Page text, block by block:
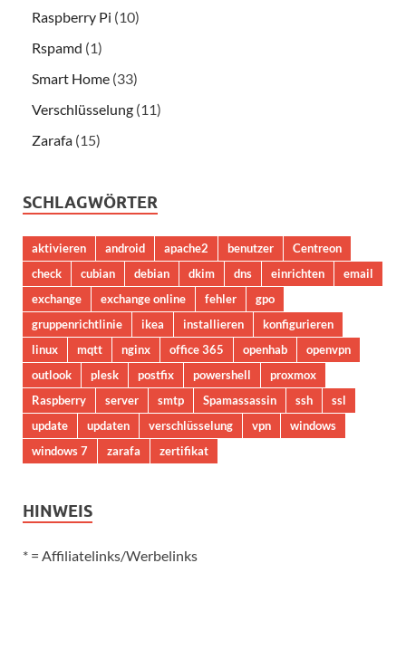
Raspberry Pi (10)
Rspamd (1)
Smart Home (33)
Verschlüsselung (11)
Zarafa (15)
SCHLAGWÖRTER
aktivieren android apache2 benutzer
Centreon
check
cubian debian dkim dns einrichten
email
exchange
exchange online fehler
gpo
gruppenrichtlinie
ikea installieren
konfigurieren
linux
mqtt nginx office 365 openhab
openvpn
outlook
plesk postfix powershell
proxmox
Raspberry
server smtp Spamassassin ssh
ssl
update
updaten verschlüsselung vpn
windows
windows 7
zarafa zertifikat
HINWEIS
* = Affiliatelinks/Werbelinks